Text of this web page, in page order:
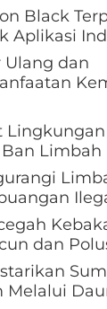
Black
Aplikasi
Ulang dan
Limbah
dan
Melalui